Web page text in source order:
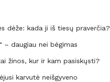
dėže: kada ji iš tiesų praverčia?
– daugiau nei bėgimas
žinos, kur ir kam pasiskųsti?
karvutė neišgyveno